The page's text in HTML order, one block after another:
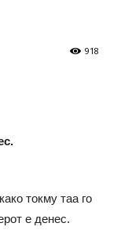
918
токму таа го
е денес.